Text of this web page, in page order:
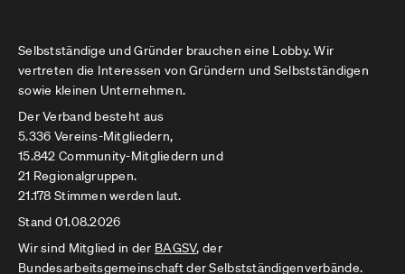
Selbstständige und Gründer brauchen eine Lobby. Wir
vertreten die Interessen von Gründern und Selbstständigen
sowie kleinen Unternehmen.
Der Verband besteht aus
5.336 Vereins-Mitgliedern,
15.842 Community-Mitgliedern und
21 Regionalgruppen.
21.178 Stimmen werden laut.
Stand 01.08.2026
Wir sind Mitglied in der BAGSV, der
Bundesarbeitsgemeinschaft der Selbstständigenverbände.